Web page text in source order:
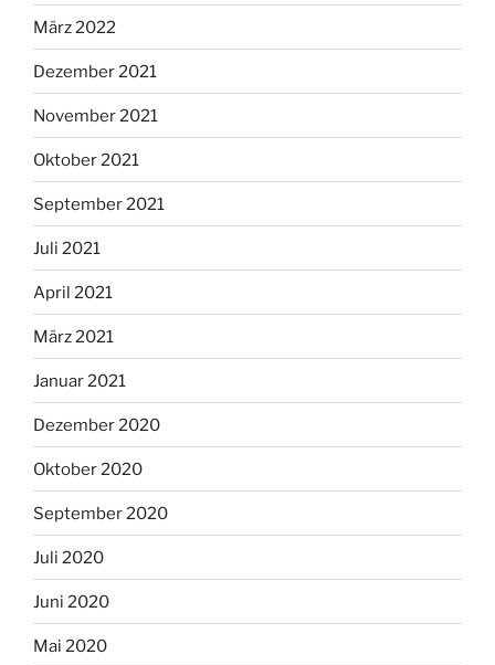
März 2022
Dezember 2021
November 2021
Oktober 2021
September 2021
Juli 2021
April 2021
März 2021
Januar 2021
Dezember 2020
Oktober 2020
September 2020
Juli 2020
Juni 2020
Mai 2020